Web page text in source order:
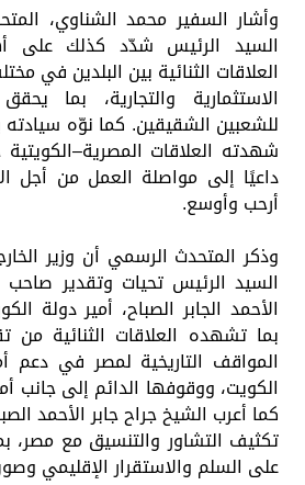
وأشار السفير محمد الشناوي،
السيد الرئيس شدّد كذلك على
العلاقات الثنائية بين البلدين في
الاستثمارية والتجارية، بما
للشعبين الشقيقين. كما نوّه سيادته
شهدته العلاقات المصرية–الكويتية
داعيًا إلى مواصلة العمل من أجل
أرحب وأوسع.
وذكر المتحدث الرسمي أن وزير
السيد الرئيس تحيات وتقدير
الأحمد الجابر الصباح، أمير دولة
بما تشهده العلاقات الثنائية من
المواقف التاريخية لمصر في دعم
الكويت، ووقوفها الدائم إلى جانب
كما أعرب الشيخ جراح جابر الأحمد
تكثيف التشاور والتنسيق مع
على السلم والاستقرار الإقليمي